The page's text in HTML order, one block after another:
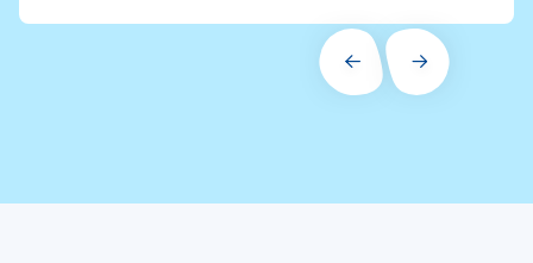
PRÉCÉDENT
SUIVANT